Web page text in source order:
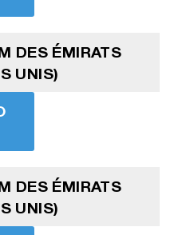
DES ÉMIRATS
UNIS)
DES ÉMIRATS
UNIS)